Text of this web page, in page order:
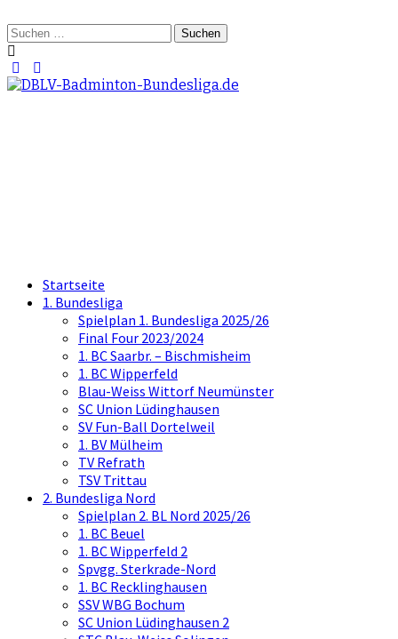
zum
Inhalt
Suchen
nach:
Startseite
1. Bundesliga
Spielplan 1. Bundesliga 2025/26
Final Four 2023/2024
1. BC Saarbr. – Bischmisheim
1. BC Wipperfeld
Blau-Weiss Wittorf Neumünster
SC Union Lüdinghausen
SV Fun-Ball Dortelweil
1. BV Mülheim
TV Refrath
TSV Trittau
2. Bundesliga Nord
Spielplan 2. BL Nord 2025/26
1. BC Beuel
1. BC Wipperfeld 2
Spvgg. Sterkrade-Nord
1. BC Recklinghausen
SSV WBG Bochum
SC Union Lüdinghausen 2